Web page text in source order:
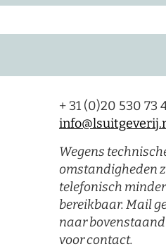
+ 31 (0)20 530 73
Wegens
omstandigheden
telefonisch
bereikbaar. Mail
naar
voor contact.